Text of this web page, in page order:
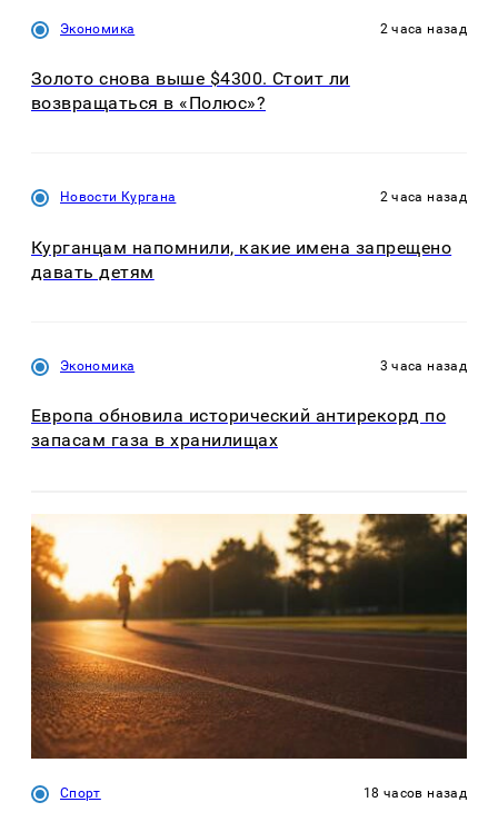
Экономика 2 часа назад
Золото снова выше $4300. Стоит ли
возвращаться в «Полюс»?
Новости Кургана 2 часа назад
Курганцам напомнили, какие имена запрещено
давать детям
Экономика 3 часа назад
Европа обновила исторический антирекорд по
запасам газа в хранилищах
Спорт 18 часов назад